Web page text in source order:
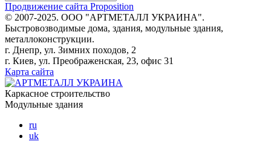
Продвижение сайта Proposition
© 2007-2025. ООО "AРТМЕТАЛЛ УКРАИНА".
Быстровозводимые дома, здания, модульные здания,
металлоконструкции.
г. Днепр, ул. Зимних походов, 2
г. Киев, ул. Преображенская, 23, офис 31
Карта сайта
Каркасное строительство
Модульные здания
ru
uk